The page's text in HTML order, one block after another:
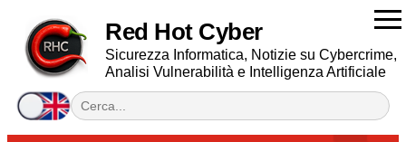
Red Hot Cyber
Sicurezza Informatica, Notizie su Cybercrime,
Analisi Vulnerabilità e Intelligenza Artificiale